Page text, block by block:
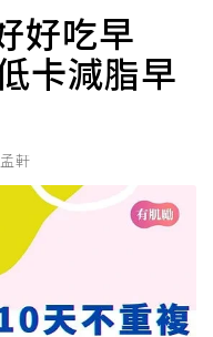
好吃早
卡減脂早
軒